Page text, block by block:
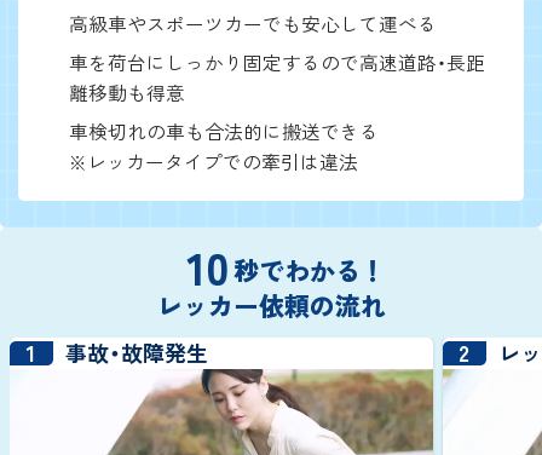
高級車やスポーツカーでも安心して運べる
車を荷台にしっかり固定するので高速道路・長距
離移動も得意
車検切れの車も合法的に搬送できる
※レッカータイプでの牽引は違法
10秒でわかる！
レッカー依頼の流れ
1 事故・故障発生 2 レ